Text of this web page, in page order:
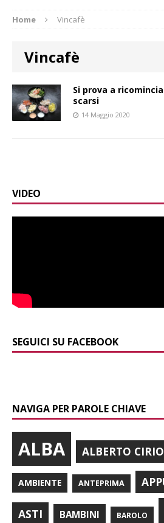
Home Vincafè
Vincafè
Si prova a
scarsi
14 Maggio 2020
VIDEO
SEGUICI SU FACEBOOK
NAVIGA PER PAROLE CHIAVE
ALBA ALBERTO CIRIO
AMBIENTE ANTEPRIMA
ASTI BAMBINI BAROLO